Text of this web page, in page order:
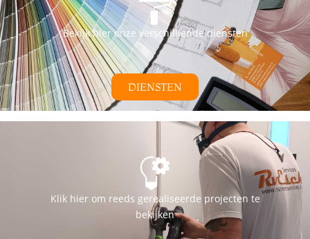
Bekijk hier onze verschilllende diensten
DIENSTEN
Klik hier om reeds gerealiseerde projecten te
bekijken